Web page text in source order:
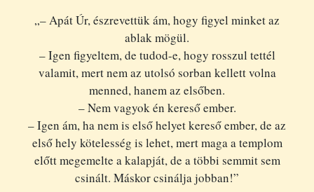
„– Apát Úr, észrevettük ám, hogy figyel minket az
ablak mögül.
– Igen figyeltem, de tudod-e, hogy rosszul tettél
valamit, mert nem az utolsó sorban kellett volna
menned, hanem az elsőben.
– Nem vagyok én kereső ember.
– Igen ám, ha nem is első helyet kereső ember, de az
első hely kötelesség is lehet, mert maga a templom
előtt megemelte a kalapját, de a többi semmit sem
csinált. Máskor csinálja jobban!”